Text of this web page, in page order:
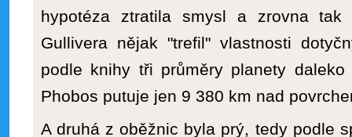
hypotéza ztratila smysl a zrovna
Gullivera nějak "trefil" vlastnosti
podle knihy tři průměry planety
Phobos putuje jen 9 380 km nad
A druhá z oběžnic byla prý, tedy podle